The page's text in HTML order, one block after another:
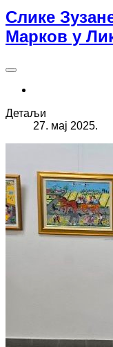
Слике
Марков у
Детаљи
27. мај 2025.